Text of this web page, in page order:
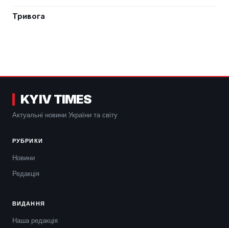
Тривога
KYIV TIMES
Актуальні новини України та світу
РУБРИКИ
Новини
Редакція
ВИДАННЯ
Наша редакція